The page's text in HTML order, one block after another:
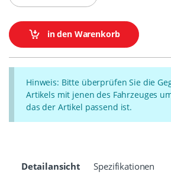
in den Warenkorb
Hinweis: Bitte überprüfen Sie die
Artikels mit jenen des Fahrzeuges
das der Artikel passend ist.
Detailansicht Spezifikationen